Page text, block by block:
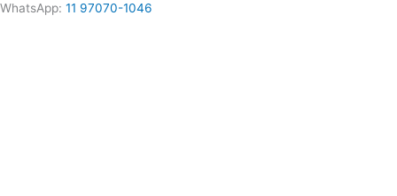
WhatsApp: 11 97070-1046